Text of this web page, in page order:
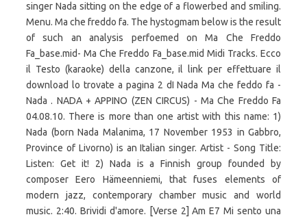
singer Nada sitting on the edge of a flowerbed and smiling.
Menu. Ma che freddo fa. The hystogmam below is the result
of such an analysis perfoemed on Ma Che Freddo
Fa_base.mid- Ma Che Freddo Fa_base.mid Midi Tracks. Ecco
il Testo (karaoke) della canzone, il link per effettuare il
download lo trovate a pagina 2 dI Nada Ma che feddo fa -
Nada . NADA + APPINO (ZEN CIRCUS) - Ma Che Freddo Fa
04.08.10. There is more than one artist with this name: 1)
Nada (born Nada Malanima, 17 November 1953 in Gabbro,
Province of Livorno) is an Italian singer.Artist - Song Title:
Listen: Get it! 2) Nada is a Finnish group founded by
composer Eero Hämeenniemi, that fuses elements of
modern jazz, contemporary chamber music and world
music. 2:40. Brividi d'amore. [Verse 2] Am E7 Mi sento una